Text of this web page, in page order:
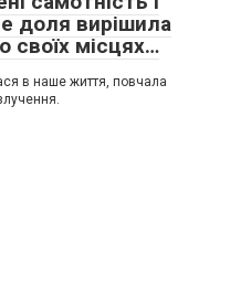
доля вирішила
своїх місцях…
в наше життя, повчала